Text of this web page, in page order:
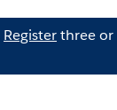
Registerthree